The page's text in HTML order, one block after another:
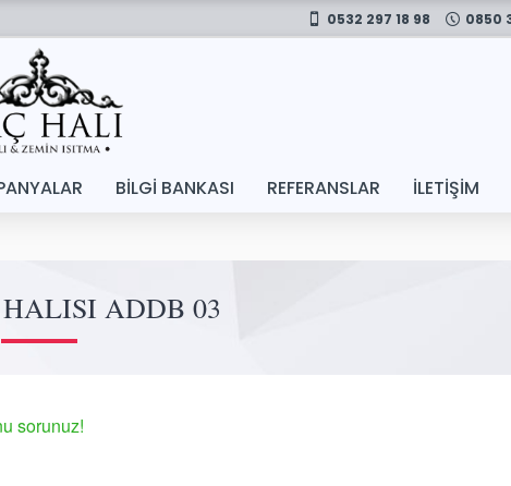
0532 297 18 98 0850
BILGI BANKASI REFERANSLAR İLETIŞIM
ADDB 03
sorunuz!